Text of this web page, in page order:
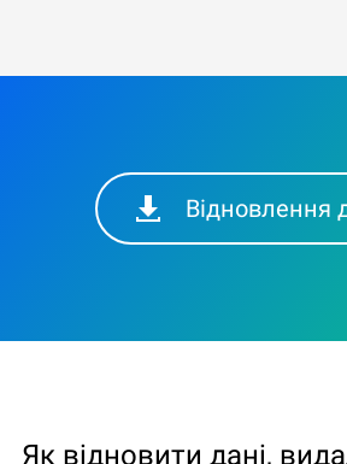
Відновлення
Як відновити дані,